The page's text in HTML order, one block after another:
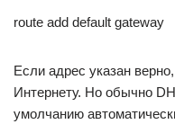
route add default gateway
Если адрес указан
Интернету. Но обычно
умолчанию